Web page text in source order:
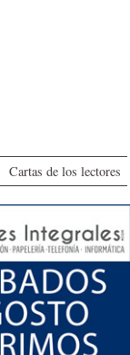
Cartas de los lectores